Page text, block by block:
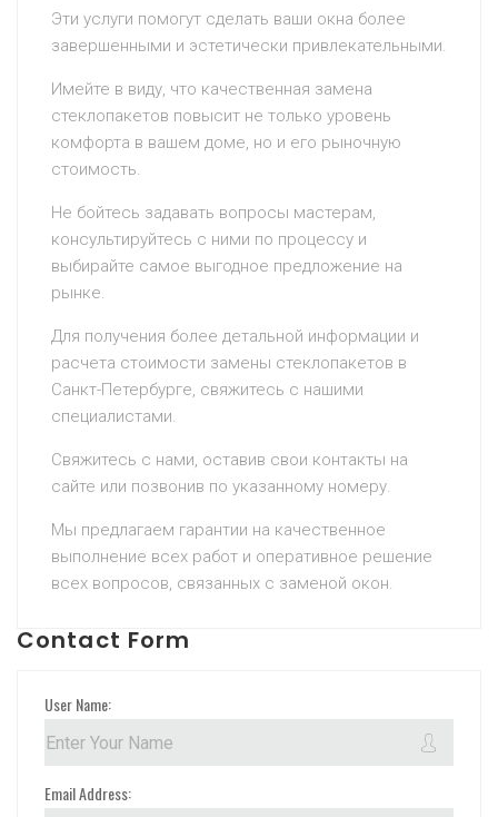
Эти услуги помогут сделать ваши окна более
завершенными и эстетически привлекательными.
Имейте в виду, что качественная замена
стеклопакетов повысит не только уровень
комфорта в вашем доме, но и его рыночную
стоимость.
Не бойтесь задавать вопросы мастерам,
консультируйтесь с ними по процессу и
выбирайте самое выгодное предложение на
рынке.
Для получения более детальной информации и
расчета стоимости замены стеклопакетов в
Санкт-Петербурге, свяжитесь с нашими
специалистами.
Свяжитесь с нами, оставив свои контакты на
сайте или позвонив по указанному номеру.
Мы предлагаем гарантии на качественное
выполнение всех работ и оперативное решение
всех вопросов, связанных с заменой окон.
Contact Form
User Name:
Email Address: